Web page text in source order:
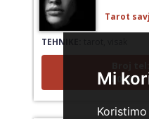
Mi
Tarot
TEHNIKE:
tel:0,93€ -